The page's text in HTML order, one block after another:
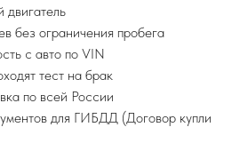
без ограничения пробега
с авто по VIN
тест на брак
по всей России
для ГИБДД (Договор купли